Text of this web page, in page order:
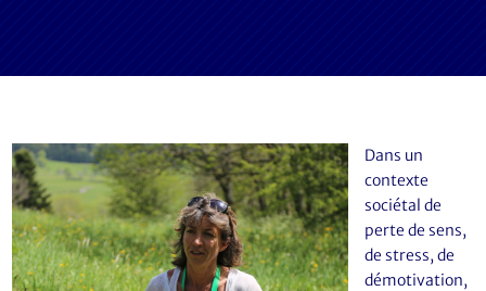
Dans un
contexte
sociétal de
perte de sens,
de stress, de
démotivation,